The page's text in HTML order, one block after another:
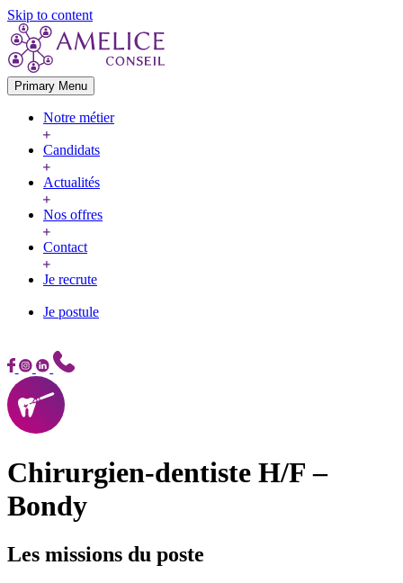
Skip to content
Primary Menu
Notre métier
Candidats
Actualités
Nos offres
Contact
Je recrute
Je postule
Chirurgien-dentiste H/F –
Bondy
Les missions du poste